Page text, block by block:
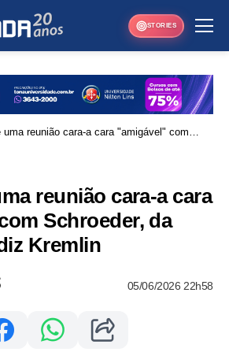
STORIES
uma reunião cara-a cara "amigável" com
reunião cara-a cara
Schroeder, da
Kremlin
05/06/2026 22h58